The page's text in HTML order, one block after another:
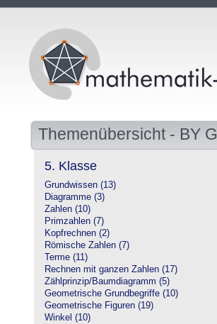
Themenübersicht - BY
5. Klasse
Grundwissen (13)
Diagramme (3)
Zahlen (10)
Primzahlen (7)
Kopfrechnen (2)
Römische Zahlen (7)
Terme (11)
Rechnen mit ganzen Zahlen (17)
Zählprinzip/Baumdiagramm (5)
Geometrische Grundbegriffe (10)
Geometrische Figuren (19)
Winkel (10)